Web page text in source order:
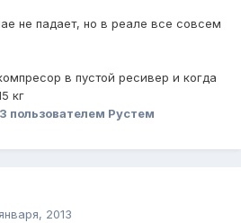
не падает, но в реале все совсем
в пустой ресивер и когда
кг
пользователем Рустем
2013